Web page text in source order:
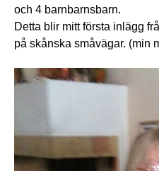
och 4 barnbarnsbarn.
Detta blir mitt första inlägg
på skånska småvägar. (min